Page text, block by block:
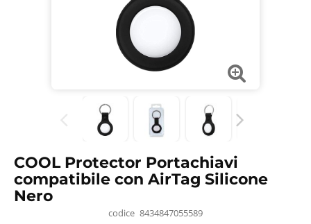
COOL Protector Portachiavi
compatibile con AirTag Silicone
Nero
codice 8434847055589